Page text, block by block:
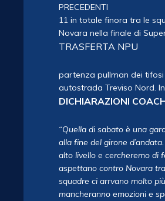
PRECEDENTI
11 in totale finora tra le
Novara nella finale di
TRASFERTA NPU
partenza pullman dei tifosi
autostrada Treviso Nord.
DICHIARAZIONI
“Quella di sabato è una
alla fine del girone
alto livello e cercheremo di
aspettano contro Novara
squadre ci arrvano molto
mancheranno emozioni e